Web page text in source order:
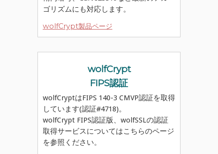
ゴリズムにも対応します。
wolfCrypt製品ページ
wolfCrypt
FIPS認証
wolfCryptはFIPS 140-3 CMVP認証を取得
しています(認証#4718)。
wolfCrypt FIPS認証版、wolfSSLの認証
取得サービスについてはこちらのページ
を参照ください。